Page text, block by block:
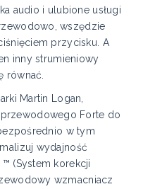
audio i ulubione usługi
wszędzie
przycisku. A
inny strumieniowy
równać.
Martin Logan,
Forte do
w tym
wydajność
(System korekcji
wzmacniacz